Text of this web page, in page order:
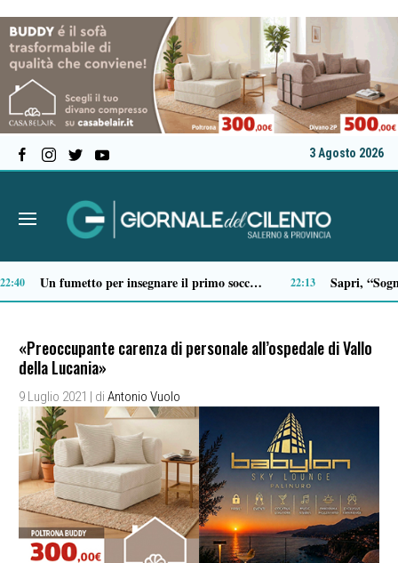
3 Agosto 2026
Scario, Sorrentino: «Barche troppo vicine alla costa della Molara, più controlli» 19:18
«Preoccupante carenza di personale all’ospedale di Vallo
della Lucania»
9 Luglio 2021 | di Antonio Vuolo